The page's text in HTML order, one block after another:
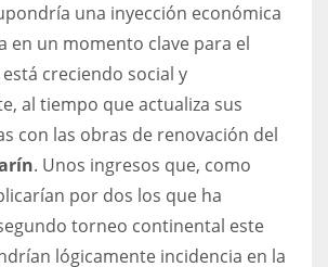
una inyección económica
en un momento clave para el
creciendo social y
al tiempo que actualiza sus
con las obras de renovación del
. Unos ingresos que, como
por dos los que ha
torneo continental este
lógicamente incidencia en la